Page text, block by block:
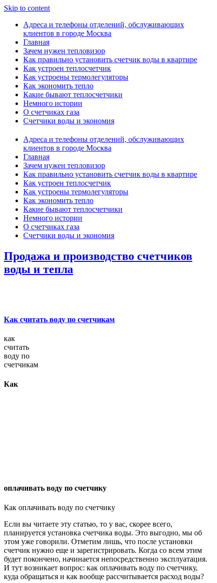
Skip to content
Адреса и телефоны отделений, обслуживающих
клиентов в городе Москва
Главная
Зачем нужен тепловизор
Как правильно установить счетчик воды в квартире
Как устроен теплосчетчик
Как устроены термолегуляторы
Как экономить тепло
Какие бывают теплосчетчики
Немного истории
О счетчиках газа
Счетчики воды и экономия
Адреса и телефоны отделений, обслуживающих
клиентов в городе Москва
Главная
Зачем нужен тепловизор
Как правильно установить счетчик воды в квартире
Как устроен теплосчетчик
Как устроены термолегуляторы
Как экономить тепло
Какие бывают теплосчетчики
Немного истории
О счетчиках газа
Счетчики воды и экономия
Продажа и производство счетчиков
воды и тепла
Как считать воду по счетчикам
как
считать
воду по
счетчикам
Как
оплачивать воду по счетчику
Как оплачивать воду по счетчику
Если вы читаете эту статью, то у вас, скорее всего,
планируется установка счетчика воды. Это выгодно, мы об
этом уже говорили. Отметим лишь, что после установки
счетчик нужно еще и зарегистрировать. Когда со всем этим
будет покончено, начинается непосредственно эксплуатация.
И тут возникает вопрос: как оплачивать воду по счетчику,
куда обращаться и как вообще рассчитывается расход воды?